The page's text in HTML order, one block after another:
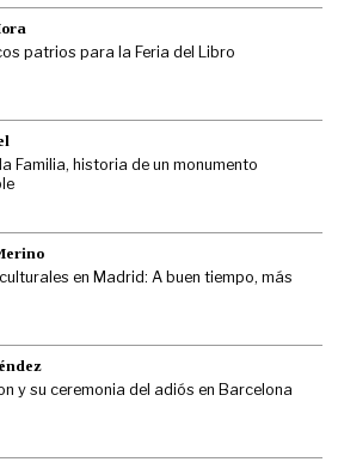
patrios para la Feria del Libro
Familia, historia de un monumento
en Madrid: A buen tiempo, más
y su ceremonia del adiós en Barcelona